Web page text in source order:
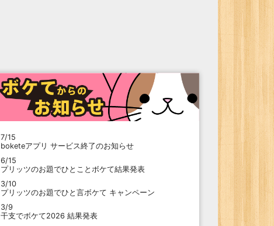
7/15
boketeアプリ サービス終了のお知らせ
6/15
プリッツのお題でひとことボケて結果発表
3/10
プリッツのお題でひと言ボケて キャンペーン
3/9
干支でボケて2026 結果発表